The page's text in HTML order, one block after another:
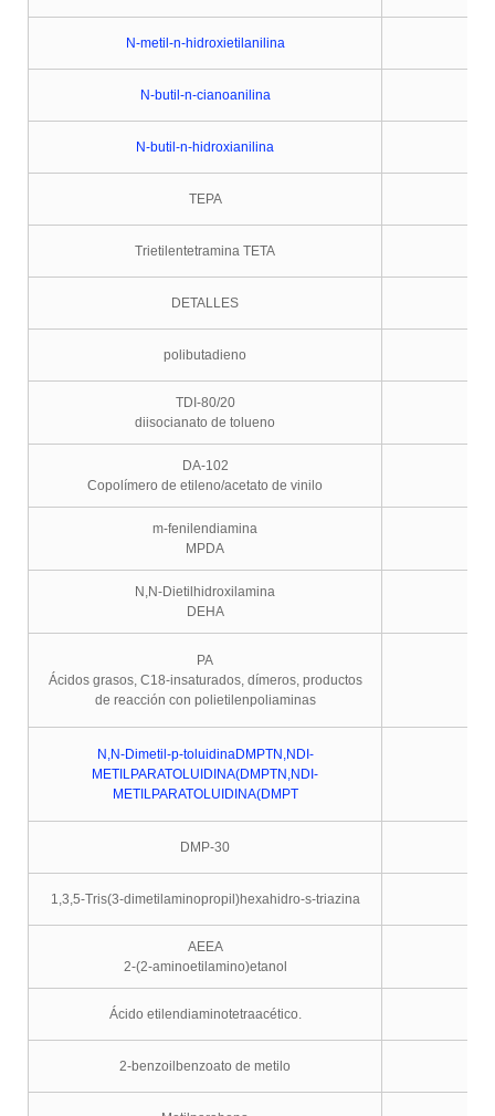
N-metil-n-hidroxietilanilina
N-butil-n-cianoanilina
N-butil-n-hidroxianilina
TEPA
Trietilentetramina TETA
DETALLES
polibutadieno
TDI-80/20
diisocianato de tolueno
DA-102
Copolímero de etileno/acetato de vinilo
m-fenilendiamina
MPDA
N,N-Dietilhidroxilamina
DEHA
PA
Ácidos grasos, C18-insaturados, dímeros, productos
de reacción con polietilenpoliaminas
N,N-Dimetil-p-toluidinaDMPTN,NDI-
METILPARATOLUIDINA(DMPTN,NDI-
METILPARATOLUIDINA(DMPT
DMP-30
1,3,5-Tris(3-dimetilaminopropil)hexahidro-s-triazina
AEEA
2-(2-aminoetilamino)etanol
Ácido etilendiaminotetraacético.
2-benzoilbenzoato de metilo